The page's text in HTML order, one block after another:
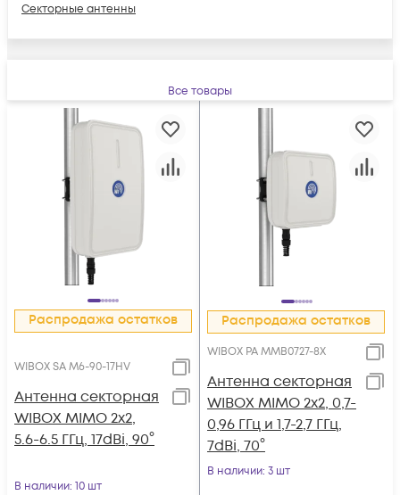
Секторные антенны
Все товары
Распродажа остатков
WIBOX SA M6-90-17HV
Антенна секторная
WIBOX MIMO 2x2,
5.6-6.5 ГГц, 17dBi, 90°
В наличии: 10 шт
Распродажа остатков
WIBOX PA MMB0727-8X
Антенна секторная
WIBOX MIMO 2x2, 0,7-
0,96 ГГц и 1,7-2,7 ГГц,
7dBi, 70°
В наличии: 3 шт